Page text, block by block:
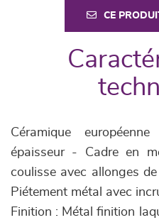
CE
Céramique
épaisseur - Cadre en
coulisse avec allonges
Piétement métal avec
Finition : Métal finition